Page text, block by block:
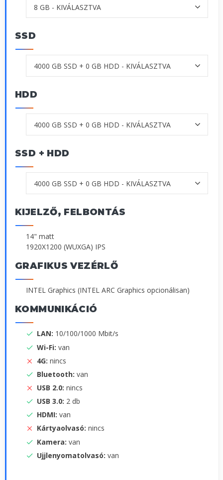
SSD
HDD
SSD + HDD
KIJELZŐ, FELBONTÁS
14" matt
1920X1200 (WUXGA) IPS
GRAFIKUS VEZÉRLŐ
INTEL Graphics (INTEL ARC Graphics opcionálisan)
KOMMUNIKÁCIÓ
LAN: 10/100/1000 Mbit/s
Wi-Fi: van
4G: nincs
Bluetooth: van
USB 2.0: nincs
USB 3.0: 2 db
HDMI: van
Kártyaolvasó: nincs
Kamera: van
Ujjlenyomatolvasó: van